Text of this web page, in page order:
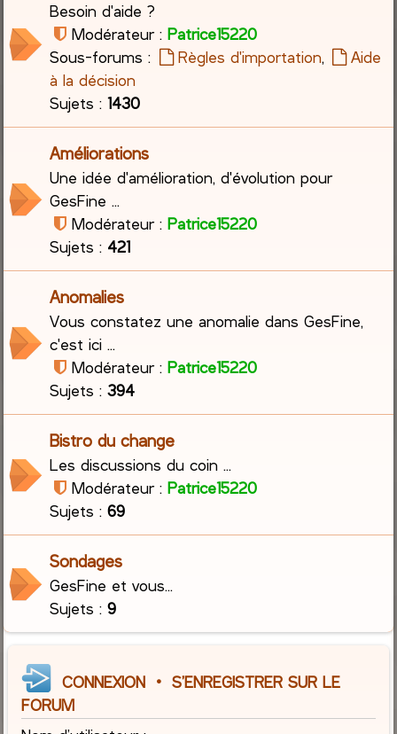
Besoin d'aide ?
Modérateur : Patrice15220
Sous-forums :
Règles d'importation,
Aide
à la décision
Sujets :1430
Améliorations
Une idée d'amélioration, d'évolution pour
GesFine ...
Modérateur : Patrice15220
Sujets : 421
Anomalies
Vous constatez une anomalie dans GesFine,
c'est ici ...
Modérateur : Patrice15220
Sujets :394
Bistro du change
Les discussions du coin ...
Modérateur : Patrice15220
Sujets :69
Sondages
GesFine et vous...
Sujets :9
CONNEXION •S’ENREGISTRER SUR LE
FORUM